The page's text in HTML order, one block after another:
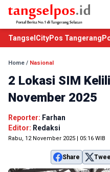
TangselCityPos Tangerang
Home / Nasional
2 Lokasi SIM
November 2025
Reporter: Farhan
Editor: Redaksi
Rabu, 12 November 2025 | 05:16 WIB
Share